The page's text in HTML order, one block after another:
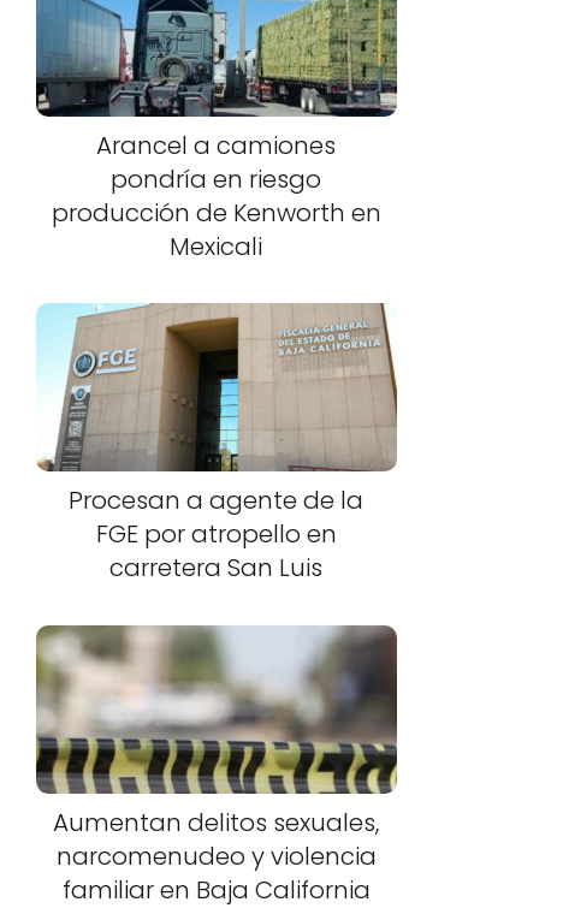
Arancel a camiones
pondría en riesgo
producción de Kenworth en
Mexicali
Procesan a agente de la
FGE por atropello en
carretera San Luis
Aumentan delitos sexuales,
narcomenudeo y violencia
familiar en Baja California